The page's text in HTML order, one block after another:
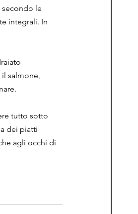
le
integrali. In
salmone,
tutto sotto
dei piatti
agli occhi di